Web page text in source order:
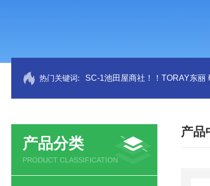
热门关键词: SC-1池田屋商社！！TORAY东丽
产品分类
PRODUCT CLASSIFICATION
产品